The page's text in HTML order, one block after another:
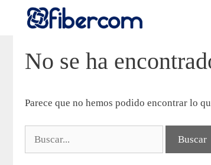
No se ha
Parece que no hemos podido encontrar lo